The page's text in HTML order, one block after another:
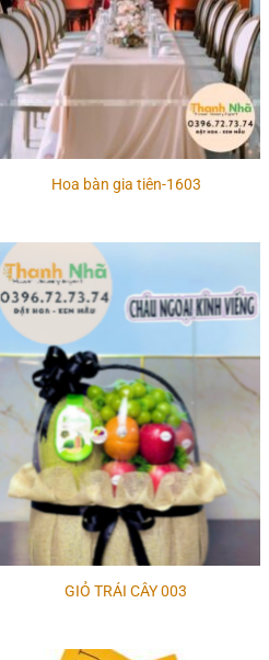
Hoa bàn gia tiên-1603
Add to
wishlist
GIỎ TRÁI CÂY 003